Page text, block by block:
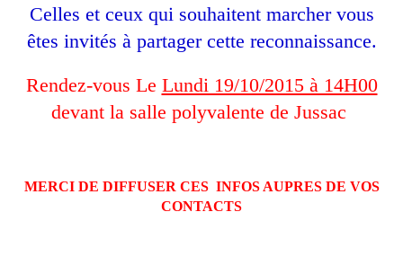
Celles et ceux qui souhaitent marcher vous
êtes invités à partager cette reconnaissance.
Rendez-vous Le Lundi 19/10/2015 à 14H00
devant la salle polyvalente de Jussac
MERCI DE DIFFUSER CES INFOS AUPRES DE VOS
CONTACTS